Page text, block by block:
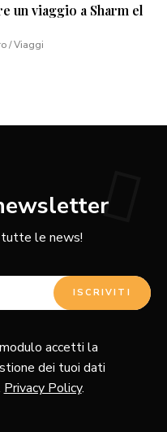
un viaggio a Sharm el
/ Viaggi
tutte le news!
accetti la
dei tuoi dati
Privacy Policy.